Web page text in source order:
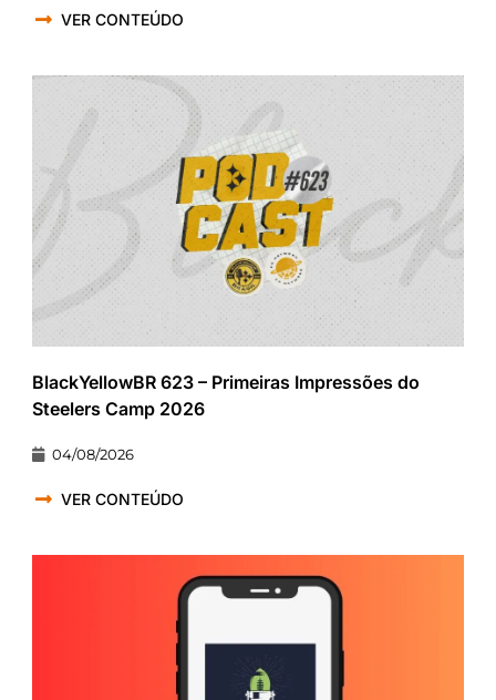
VER CONTEÚDO
BlackYellowBR 623 – Primeiras Impressões do
Steelers Camp 2026
04/08/2026
VER CONTEÚDO